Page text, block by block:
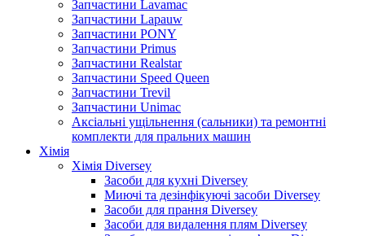
Запчастини Lavamac
Запчастини Lapauw
Запчастини PONY
Запчастини Primus
Запчастини Realstar
Запчастини Speed Queen
Запчастини Trevil
Запчастини Unimac
Аксіальні ущільнення (сальники) та ремонтні
комплекти для пральних машин
Хімія
Хімія Diversey
Засоби для кухні Diversey
Миючі та дезінфікуючі засоби Diversey
Засоби для прання Diversey
Засоби для видалення плям Diversey